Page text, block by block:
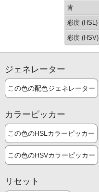
青
彩度 (HSL)
彩度 (HSV)
ジェネレーター
この色の配色ジェネレーター
カラーピッカー
この色のHSLカラーピッカー
この色のHSVカラーピッカー
リセット